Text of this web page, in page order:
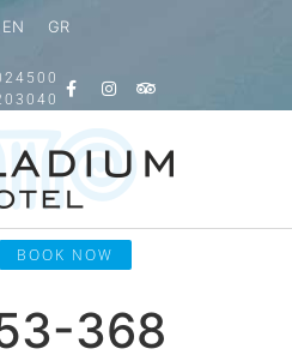
EN GR
BOOK NOW
368